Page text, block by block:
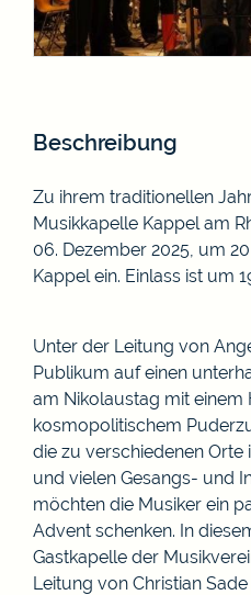
Beschreibung
Zu ihrem traditionellen
Musikkapelle Kappel am
06. Dezember 2025, um
Kappel ein. Einlass ist um
Unter der Leitung von
Publikum auf einen
am Nikolaustag mit einem
kosmopolitischem
die zu verschiedenen Orte
und vielen Gesangs- und
möchten die Musiker ein
Advent schenken. In
Gastkapelle der
Leitung von Christian